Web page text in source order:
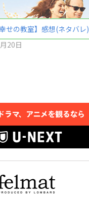
せの教室】感想(ネタバレ)
20日